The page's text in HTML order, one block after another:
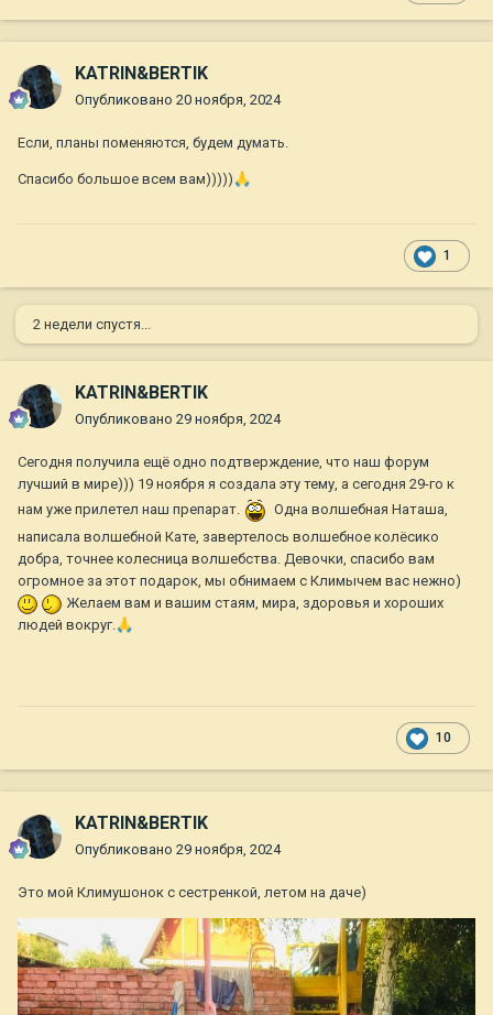
KATRIN&BERTIK
Опубликовано 20 ноября, 2024
Если, планы поменяются, будем думать.
Спасибо большое всем вам))))) 🙏
1
2 недели спустя...
KATRIN&BERTIK
Опубликовано 29 ноября, 2024
Сегодня получила ещё одно подтверждение, что наш форум
лучший в мире))) 19 ноября я создала эту тему, а сегодня 29-го к
нам уже прилетел наш препарат.
Одна волшебная Наташа,
написала волшебной Кате, завертелось волшебное колёсико
добра, точнее колесница волшебства. Девочки, спасибо вам
огромное за этот подарок, мы обнимаем с Климычем вас нежно)
Желаем вам и вашим стаям, мира, здоровья и хороших
людей вокруг.🙏
10
KATRIN&BERTIK
Опубликовано 29 ноября, 2024
Это мой Климушонок с сестренкой, летом на даче)